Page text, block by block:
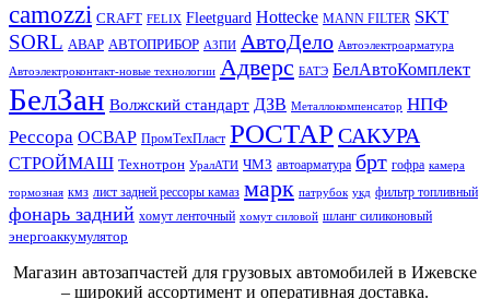
camozzi CRAFT FELIX Fleetguard Hottecke MANN FILTER SKT
SORL АВАР АВТОПРИБОР АЗПИ АвтоДело Автоэлектроарматура
Автоэлектроконтакт-новые технологии Адверс БАТЭ БелАвтоКомплект
БелЗан Волжский стандарт ДЗВ Металлокомпенсатор НПФ
Рессора ОСВАР ПромТехПласт РОСТАР САКУРА
СТРОЙМАШ Технотрон УралАТИ ЧМЗ автоарматура брт гофра камера
тормозная кмз лист задней рессоры камаз марк патрубок укд фильтр топливный
фонарь задний хомут ленточный хомут силовой шланг силиконовый
энергоаккумулятор
Магазин автозапчастей для грузовых автомобилей в Ижевске
– широкий ассортимент и оперативная доставка.